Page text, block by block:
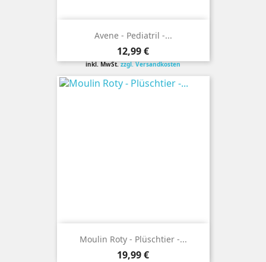
Avene - Pediatril -...
Preis
12,99 €
inkl. MwSt.zzgl. Versandkosten
Moulin Roty - Plüschtier -...
Preis
19,99 €